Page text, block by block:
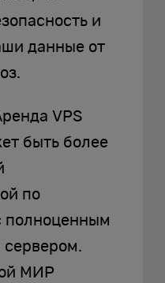
и
данные от
VPS
быть более
по
полноценным
МИР